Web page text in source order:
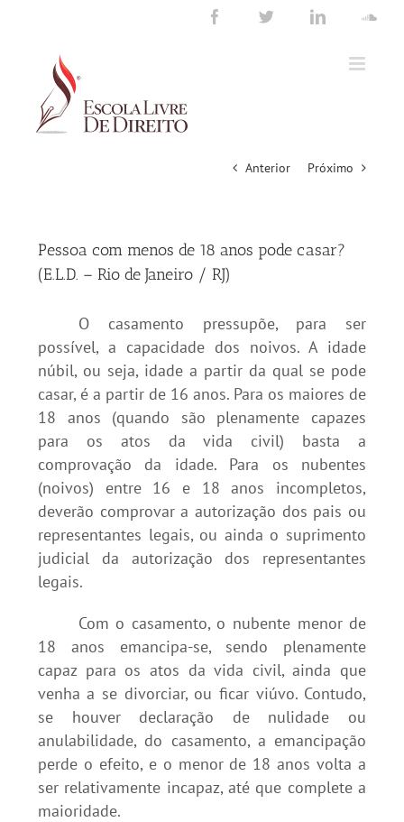
LinkedIn
Twitter
Facebook
Anterior Próximo
Pessoa com menos de 18 anos pode casar?
(E.L.D. – Rio de Janeiro / RJ)
O casamento pressupõe, para ser
possível, a capacidade dos noivos. A idade
núbil, ou seja, idade a partir da qual se pode
casar, é a partir de 16 anos. Para os maiores de
18 anos (quando são plenamente capazes
para os atos da vida civil) basta a
comprovação da idade. Para os nubentes
(noivos) entre 16 e 18 anos incompletos,
deverão comprovar a autorização dos pais ou
representantes legais, ou ainda o suprimento
judicial da autorização dos representantes
legais.
Com o casamento, o nubente menor de
18 anos emancipa-se, sendo plenamente
capaz para os atos da vida civil, ainda que
venha a se divorciar, ou ficar viúvo. Contudo,
se houver declaração de nulidade ou
anulabilidade, do casamento, a emancipação
perde o efeito, e o menor de 18 anos volta a
ser relativamente incapaz, até que complete a
maioridade.